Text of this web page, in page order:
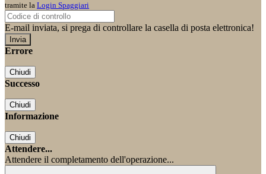
tramite la Login Spaggiari
E-mail inviata, si prega di controllare la casella di posta elettronica!
Errore
Chiudi
Successo
Chiudi
Informazione
Chiudi
Attendere...
Attendere il completamento dell'operazione...